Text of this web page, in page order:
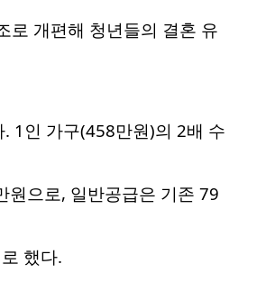
로 개편해 청년들의 결혼 유
1인 가구(458만원)의 2배 수
원으로, 일반공급은 기존 79
했다.